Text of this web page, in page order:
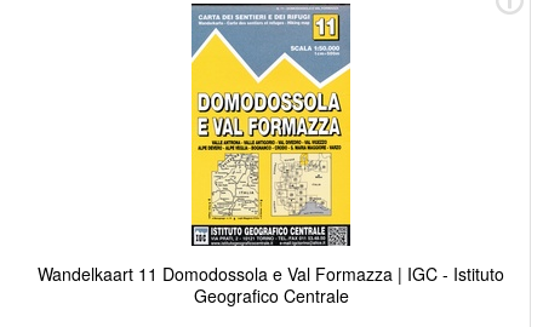
Wandelkaart 11 Domodossola e Val Formazza | IGC - Istituto
Geografico Centrale